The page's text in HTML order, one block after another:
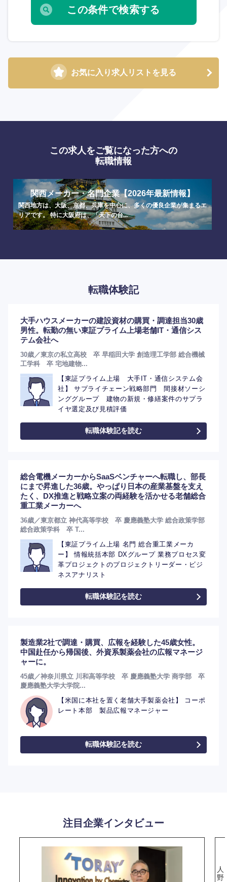
お気に入り求人リストを見る
選択する
この求人をご覧になった方への
転職情報
関西メーカー・名門企業【2026年最新情報】
関西地方は、大阪、京都、兵庫を中心に、多くの優良企業が集まるエ
リアです。 特に大阪府は、「天下の台...
転職体験記
大手ハウスメーカーの建設資材の購買・調達担当30歳
男性。転勤の無い東証プライム上場老舗IT・通信シス
テム会社へ
30歳／東京の私立高校 卒 早稲田大学 創造理工学部 総合機械
工学科 卒 宅地建物...
【東証プライム上場 大手IT・通信システム会
社】 サプライチェーン戦略部門 間接材ソーシ
ンググループ 建物の新規・修繕案件のサプラ
イヤ選定及び見積評価
転職体験記を読む
総合電機メーカーからSaaSベンチャーへ転職し、部長
にまで昇進した36歳。やっぱり日本の産業基盤を支え
たく、DX推進と戦略立案の両経験を活かせる老舗総合
重工業メーカーへ
36歳／東京都立 神代高等学校 卒 慶應義塾大学 総合政策学部
総合政策学科 卒 T...
【東証プライム上場 名門 総合重工業メーカ
ー】 情報統括本部 DXグループ 業務プロセス変
革プロジェクトのプロジェクトリーダー・ビジ
ネスアナリスト
転職体験記を読む
製造業2社で調達・購買、広報を経験した45歳女性。
中国赴任から帰国後、外資系製薬会社の広報マネージ
ャーに。
45歳／神奈川県立 川和高等学校 卒 慶應義塾大学 商学部 卒
慶應義塾大学大学院...
【米国に本社を置く老舗大手製薬会社】 コーポ
レート本部 製品広報マネージャー
転職体験記を読む
注目企業インタビュー
人
野